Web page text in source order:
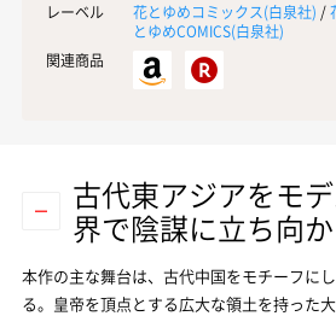
レーベル
花とゆめコミックス(白泉社) /
とゆめCOMICS(白泉社)
関連商品
古代東アジアをモ
界で陰謀に立ち向
本作の主な舞台は、古代中国をモチーフに
る。皇帝を頂点とする広大な領土を持った